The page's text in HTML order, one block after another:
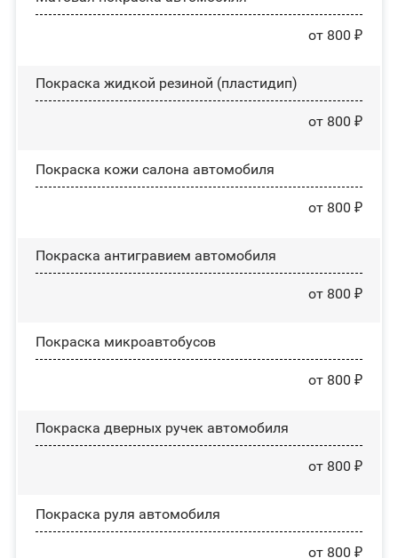
от 800 ₽
Покраска жидкой резиной (пластидип)
от 800 ₽
Покраска кожи салона автомобиля
от 800 ₽
Покраска антигравием автомобиля
от 800 ₽
Покраска микроавтобусов
от 800 ₽
Покраска дверных ручек автомобиля
от 800 ₽
Покраска руля автомобиля
от 800 ₽